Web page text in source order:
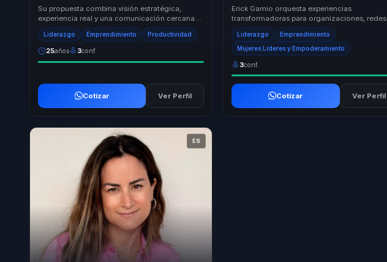
Su propuesta combina visión estratégica,
experiencia real y una comunicación cercana
que moviliza. Hace comprensibles temas como
calidad,...
Liderazgo Emprendimiento Productividad
25años 3conf.
Cotizar Ver Perfil
Erick Gamio orquesta experiencias
transformadoras para organizaciones, redes
empresariales y audiencias que buscan
fortalecer el liderazg...
Liderazgo Emprendimiento
Mujeres Líderes y Empoderamiento
3conf.
Cotizar Ver Perfil
ES